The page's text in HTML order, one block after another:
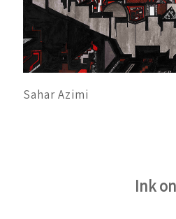
Sahar Azimi